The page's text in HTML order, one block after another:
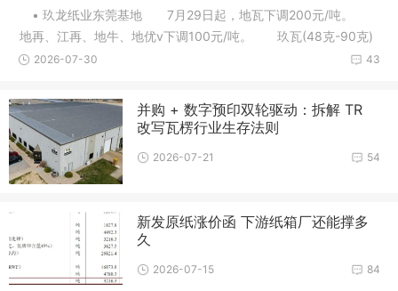
• 玖龙纸业东莞基地 7月29日起，地瓦下调200元/吨。
地再、江再、地牛、地优v下调100元/吨。 玖瓦(48克-90克)
下调10
43
2026-07-30
并购 + 数字预印双轮驱动：拆解 TR
改写瓦楞行业生存法则
54
2026-07-21
新发原纸涨价函 下游纸箱厂还能撑多
久
84
2026-07-15